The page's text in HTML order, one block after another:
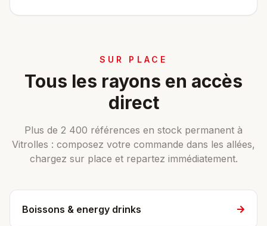
SUR PLACE
Tous les rayons en accès
direct
Plus de 2 400 références en stock permanent à
Vitrolles : composez votre commande dans les allées,
chargez sur place et repartez immédiatement.
Boissons & energy drinks